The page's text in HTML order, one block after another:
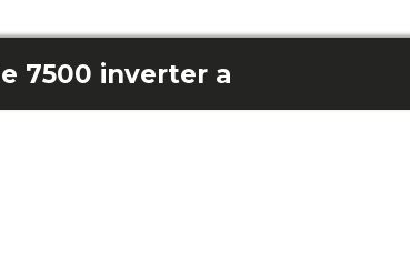
7500 inverter a